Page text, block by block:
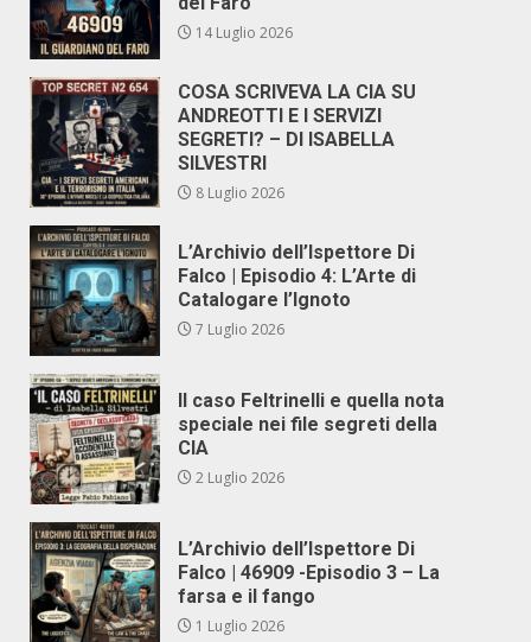
14 Luglio 2026
COSA SCRIVEVA LA CIA SU
ANDREOTTI E I SERVIZI
SEGRETI? – DI ISABELLA
SILVESTRI
8 Luglio 2026
L’Archivio dell’Ispettore Di
Falco | Episodio 4: L’Arte di
Catalogare l’Ignoto
7 Luglio 2026
Il caso Feltrinelli e quella nota
speciale nei file segreti della
CIA
2 Luglio 2026
L’Archivio dell’Ispettore Di
Falco | 46909 -Episodio 3 – La
farsa e il fango
1 Luglio 2026